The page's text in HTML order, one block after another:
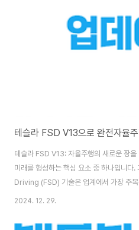
대로, 2024년 1분기 대비 약 37% 감소했
테슬라 FSD V13으로 완전자율
테슬라 FSD V13: 자율주행의 새로운 장을
미래를 형성하는 핵심 요소 중 하나입니
Driving (FSD) 기술은 업계에서 가장 주목
지속적인 업데이트와 혁신을 통해 그 한계
습니다. 이번 글에서는 FSD V13의 주요
2024. 12. 29.